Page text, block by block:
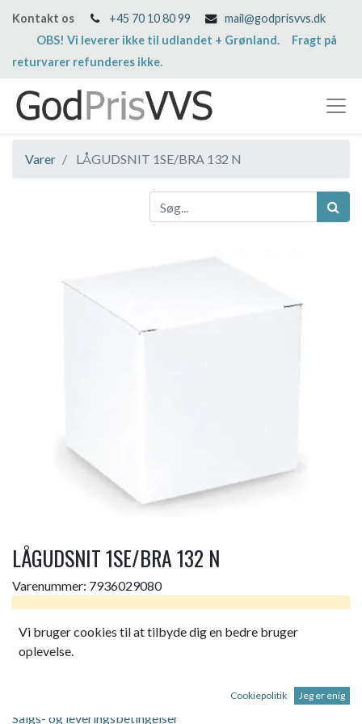
Kontakt os +45 70 10 80 99
mail@godprisvvs.dk
OBS! Vi leverer ikke til udlandet + Grønland. Fragt på
returvarer refunderes ikke.
Varer LÅGUDSNIT 1SE/BRA 132 N
LÅGUDSNIT 1SE/BRA 132 N
Varenummer: 7936029080
Salgs- og leveringsbetingelser
Vi bruger cookies til at tilbyde dig en bedre bruger
oplevelse.
Cookiepolitik Jeg er enig